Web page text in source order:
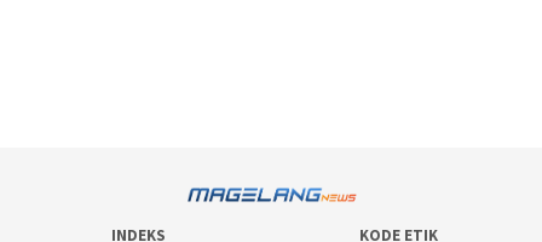
INDEKS KODE ETIK